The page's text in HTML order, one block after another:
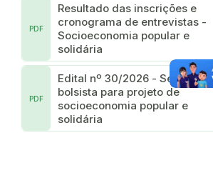
Resultado das inscrições e
cronograma de entrevistas -
Socioeconomia popular e
solidária
PDF
Edital nº 30/2026 - Seleção
bolsista para projeto de
socioeconomia popular e
solidária
PDF